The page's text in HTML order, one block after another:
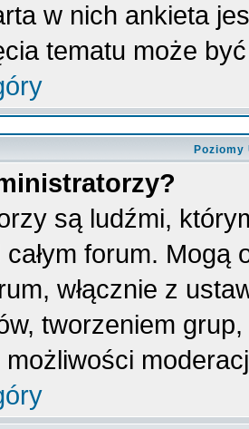
w nich ankieta
tematu może
są ludźmi,
całym forum.
włącznie z
tworzeniem
możliwości